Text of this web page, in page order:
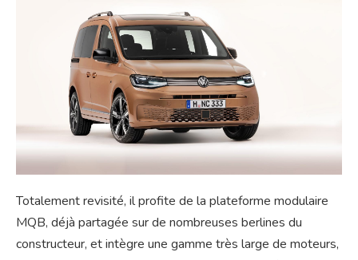
Totalement revisité, il profite de la plateforme modulaire
MQB, déjà partagée sur de nombreuses berlines du
constructeur, et intègre une gamme très large de moteurs,